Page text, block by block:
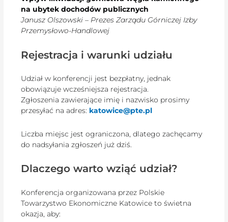
na ubytek dochodów publicznych
Janusz Olszowski – Prezes Zarządu Górniczej Izby
Przemysłowo-Handlowej
Rejestracja i warunki udziału
Udział w konferencji jest bezpłatny, jednak
obowiązuje wcześniejsza rejestracja.
Zgłoszenia zawierające imię i nazwisko prosimy
przesyłać na adres: katowice@pte.pl
Liczba miejsc jest ograniczona, dlatego zachęcamy
do nadsyłania zgłoszeń już dziś.
Dlaczego warto wziąć udział?
Konferencja organizowana przez Polskie
Towarzystwo Ekonomiczne Katowice to świetna
okazja, aby: